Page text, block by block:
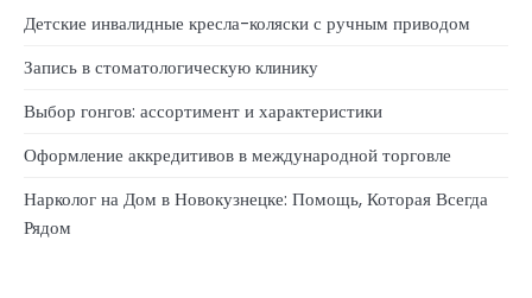
Детские инвалидные кресла-коляски с ручным приводом
Запись в стоматологическую клинику
Выбор гонгов: ассортимент и характеристики
Оформление аккредитивов в международной торговле
Нарколог на Дом в Новокузнецке: Помощь, Которая Всегда
Рядом